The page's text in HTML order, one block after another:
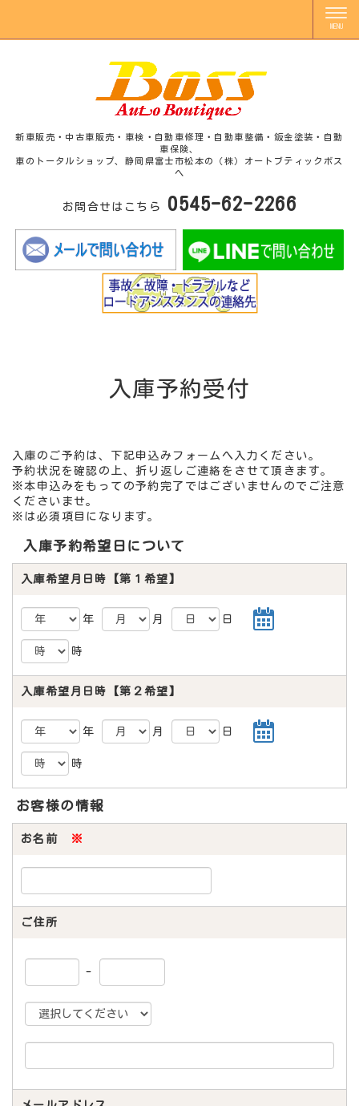
新車販売・中古車販売・車検・自動車修理・自動車整備・鈑金塗装・自動
車保険、
車のトータルショップ、静岡県富士市松本の（株）オートブティックボス
へ
お問合せはこちら 0545-62-2266
入庫予約受付
入庫のご予約は、下記申込みフォームへ入力ください。
予約状況を確認の上、折り返しご連絡をさせて頂きます。
※本申込みをもっての予約完了ではございませんのでご注意
くださいませ。
※は必須項目になります。
入庫予約希望日について
入庫希望月日時【第１希望】
年 月 日
時
入庫希望月日時【第２希望】
年 月 日
時
お客様の情報
お名前 ※
ご住所
-